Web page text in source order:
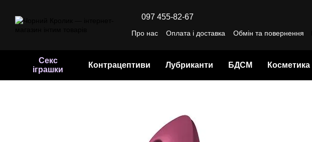
097 455-82-67
Про нас Оплата і доставка Обмін та повернення
Секс
іграшки
Контрацептиви Лубриканти БДСМ Косметика